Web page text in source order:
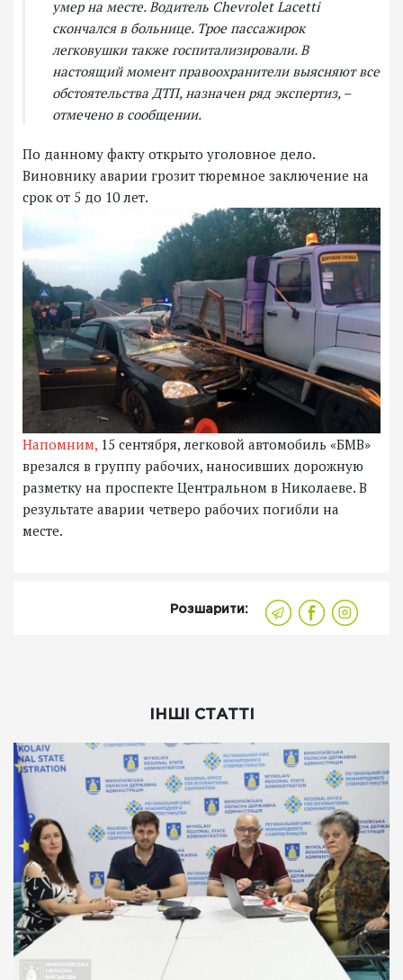
умер на месте. Водитель Chevrolet Lacetti
скончался в больнице. Трое пассажирок
легковушки также госпитализировали. В
настоящий момент правоохранители выясняют все
обстоятельства ДТП, назначен ряд экспертиз, –
отмечено в сообщении.
По данному факту открыто уголовное дело.
Виновнику аварии грозит тюремное заключение на
срок от 5 до 10 лет.
Напомним, 15 сентября, легковой автомобиль «БМВ»
врезался в группу рабочих, наносивших дорожную
разметку на проспекте Центральном в Николаеве. В
результате аварии четверо рабочих погибли на
месте.
Розшарити:
ІНШІ СТАТТІ